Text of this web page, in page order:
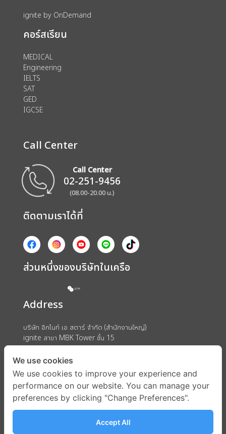
ignite by OnDemand
คอร์สเรียน
MEDICAL
Engineering
IELTS
SAT
GED
IGCSE
Call Center
Call Center
02-251-9456
(08.00-20.00 น.)
ติดตามเราได้ที่
ส่วนหนึ่งของบริษัทในเครือ
Address
บริษัท อิกไนท์ เอ สตาร์ จำกัด (สำนักงานใหญ่)
ignite สาขา MBK Tower ชั้น 15
ถนนพญาไท แขวงวังใหม่ เขตปทุมวัน กรุงเทพมหานคร 10330
We use cookies
We use cookies to improve your experience and
performance on our website. You can manage your
preferences by clicking "Change Preferences".
Accept All